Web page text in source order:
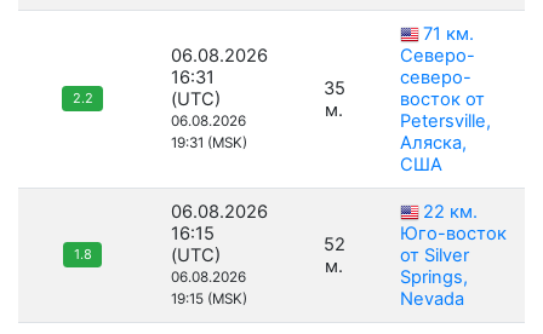
2.2
06.08.2026
16:31
(UTC)
06.08.2026
19:31 (MSK)
35
м.
71 км.
Северо-
северо-
восток от
Petersville,
Аляска,
США
1.8
06.08.2026
16:15
(UTC)
06.08.2026
19:15 (MSK)
52
м.
22 км.
Юго-восток
от Silver
Springs,
Nevada